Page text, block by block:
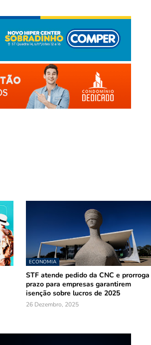
ECONOMIA
STF atende pedido da CNC e prorroga
prazo para empresas garantirem
isenção sobre lucros de 2025
26 Dezembro, 2025